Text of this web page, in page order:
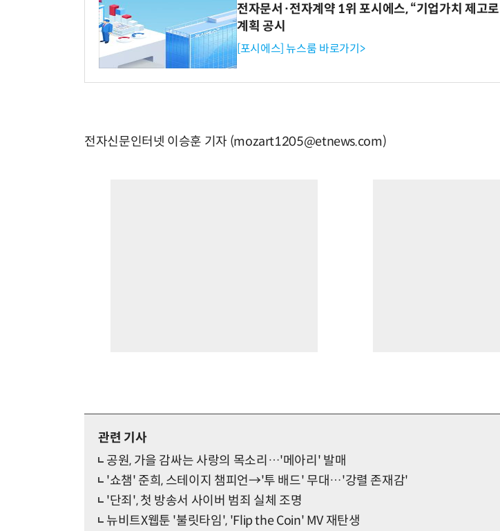
전자문서·전자계약 1위 포시에스, “기업가치 제고
계획 공시
[포시에스] 뉴스룸 바로가기>
전자신문인터넷 이승훈 기자 (mozart1205@etnews.com)
관련 기사
공원, 가을 감싸는 사랑의 목소리…'메아리' 발매
'쇼챔' 준희, 스테이지 챔피언→'투 배드' 무대…'강렬 존재감'
'단죄', 첫 방송서 사이버 범죄 실체 조명
뉴비트X웹툰 '불릿타임', 'Flip the Coin' MV 재탄생